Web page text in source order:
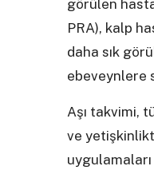
görülen
PRA), kalp
daha sık
ebeveynlere
Aşı takvimi,
ve